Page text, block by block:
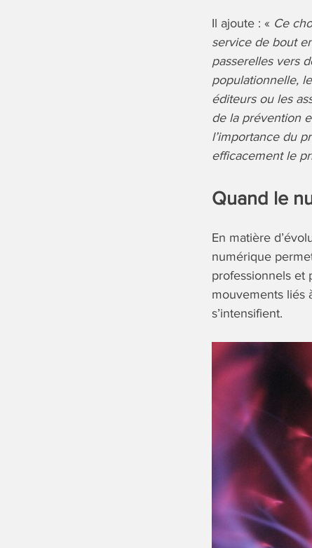
Il ajoute : « Ce
service de bout
passerelles vers
populationnelle,
éditeurs ou les
de la prévention
l’importance du
efficacement le
Quand le
En matière
numérique
professionnels et
mouvements liés
s’intensifient.